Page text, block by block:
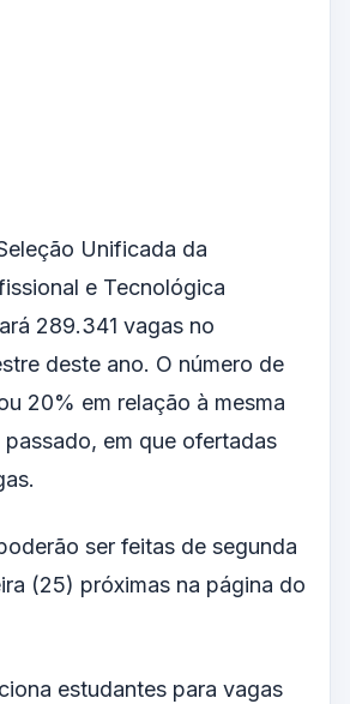
Unificada da
e Tecnológica
289.341 vagas no
deste ano. O número de
20% em relação à mesma
em que ofertadas
ser feitas de segunda
(25) próximas na página do
estudantes para vagas